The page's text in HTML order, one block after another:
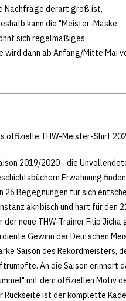
Nachfrage derart groß ist,
kann die "Meister-Maske
sich regelmäßiges
wird dann ab Anfang/Mitte Mai
offizielle THW-Meister-Shirt
2019/2020 - die
Erwähnung
26 Begegnungen für sich
akribisch und hart für den
der neue THW-Trainer Filip
Gewinn der Deutschen
Saison des Rekordmeisters,
An die Saison erinnert
mit dem offiziellen Motiv
Rückseite ist der komplette